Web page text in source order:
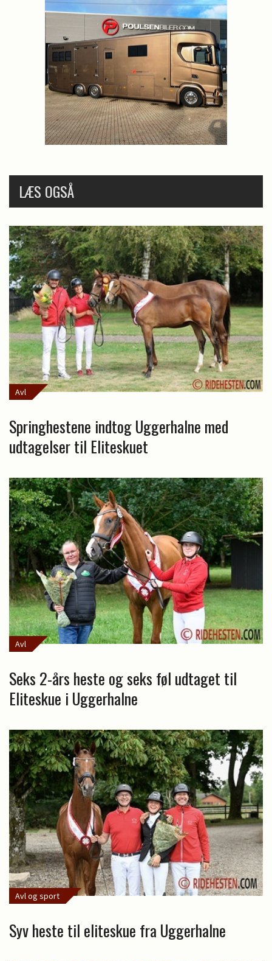
LÆS OGSÅ
Avl
Springhestene indtog Uggerhalne med
udtagelser til Eliteskuet
Avl
Seks 2-års heste og seks føl udtaget til
Eliteskue i Uggerhalne
Avl og sport
Syv heste til eliteskue fra Uggerhalne